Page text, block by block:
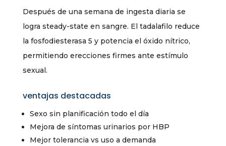
Después de una semana de ingesta diaria se
logra steady-state en sangre. El tadalafilo reduce
la fosfodiesterasa 5 y potencia el óxido nítrico,
permitiendo erecciones firmes ante estímulo
sexual.
ventajas destacadas
Sexo sin planificación todo el día
Mejora de síntomas urinarios por HBP
Mejor tolerancia vs uso a demanda